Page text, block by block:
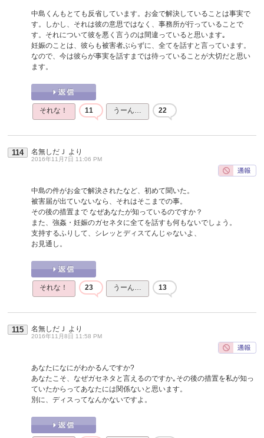
中島くんもとても反省しています。お金で解決していることは事実で
す。しかし、それは彼の意思ではなく、事務所が行っていることで
す。それについて彼を悪く言うのは間違っていると思います｡
妊娠のことは、彼らも被害者ぶらずに、全てを話すと言っています。
なので、今は彼らが事実を話すまでは待っていることが大切だと思い
ます。
それな！ 11 うーん… 22
114 名無しだＪ より
2016年11月7日 11:06 PM
中島の件がお金で解決されたなど、初めて聞いた。
被害届が出ていないなら、それはそこまでの事。
その後の措置まで なぜあなたが知っているのですか？
また、強姦・妊娠のガセネタに全てを話すも何もないでしょう。
支持するふりして、シレッとディスてんじゃないよ、
お見通し。
それな！ 23 うーん… 13
115 名無しだＪ より
2016年11月8日 11:58 PM
あなたになにがわかるんですか?
あなたこそ、なぜガセネタと言えるのですか｡その後の措置を私が知っ
ていたからってあなたには関係ないと思います。
別に、ディスってなんかないですよ。